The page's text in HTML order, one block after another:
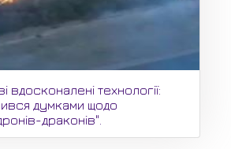
вдосконалені технології:
думками щодо
драконів".